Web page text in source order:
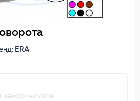
ERA
закончился